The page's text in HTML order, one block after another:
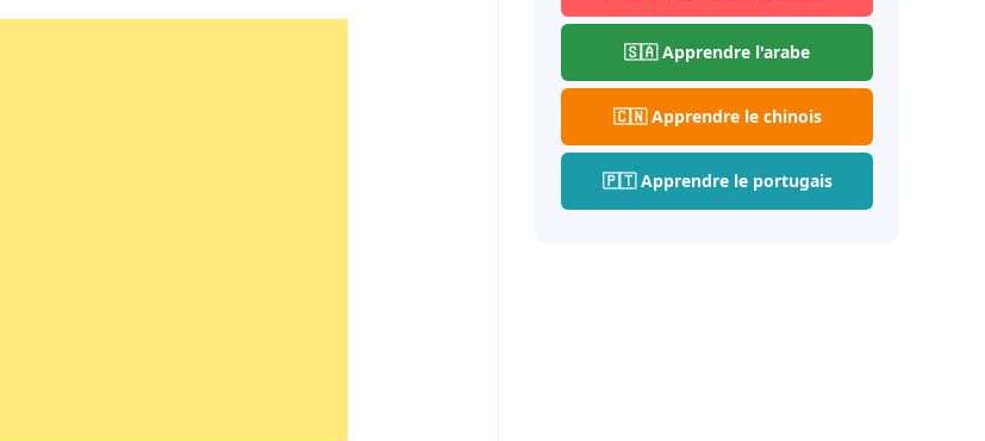
🇸🇦 Apprendre l'arabe
🇨🇳 Apprendre le chinois
🇵🇹 Apprendre le portugais